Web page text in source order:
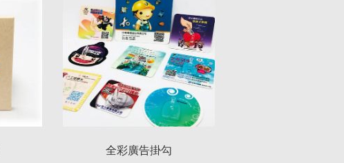
全彩廣告掛勾